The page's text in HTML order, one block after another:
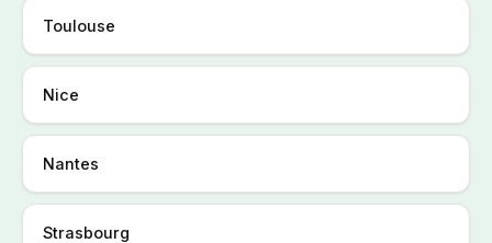
Toulouse
Nice
Nantes
Strasbourg